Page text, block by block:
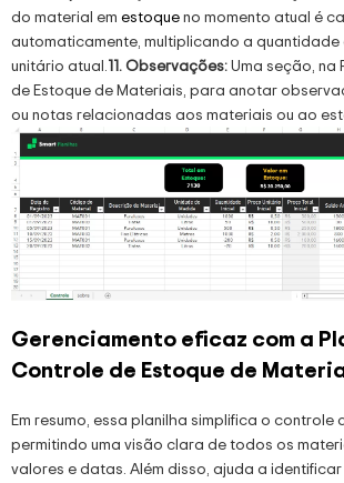
do material em estoqueno momento atual é
automaticamente, multiplicando a
unitário atual.11. Observações:Uma seção, na
de Estoque de Materiais, para anotar
ou notas relacionadas aos materiais ou ao
Gerenciamento eficaz com a
Controle de Estoque de
Em resumo, essa planilha simplifica o controle
permitindo uma visão clara de todos os
valores e datas. Além disso, ajuda a